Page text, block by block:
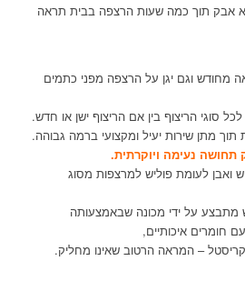
אבק תוך כמה שעות הרצפה בבית תראה
מחודש וגם יגן על הרצפה מפני כתמים
סוגי הריצוף בין אם הריצוף ישן או חדש.
תוך מתן שירות יעיל ומקצועי ברמה גבוהה.
תחושה נעימה ויוקרתית.
ואבן לעומת פוליש למרצפות מסוג
מתבצע על ידי מכונה שבאמצעותה
חומרים איכותיים,
– המראה הרטוב שאינו מחליק.